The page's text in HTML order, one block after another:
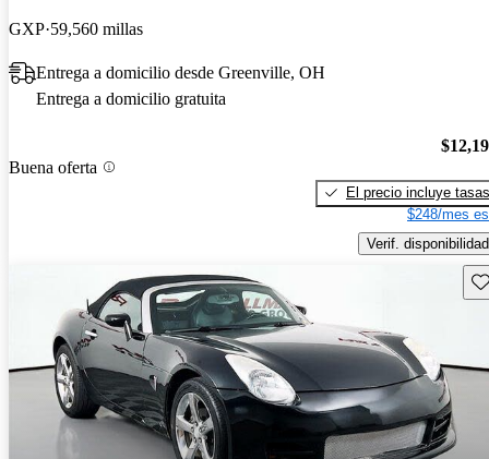
GXP 59,560 millas
Entrega a domicilio desde Greenville, OH
Entrega a domicilio gratuita
Buena oferta
El precio incluye tasas
$248/mes
Verif. disponibilidad